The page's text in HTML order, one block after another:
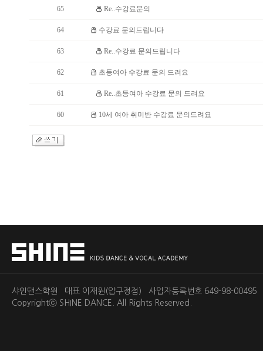
65 Re..수강료문의
64 수강료 문의드립니다
63 Re..수강료 문의드립니다
62 초등여아 수강료 문의 드려요
61 Re..초등여아 수강료 문의 드려요
60 10세 여아 취미반 수강료 문의드려요
샤인댄스학원 대표 이재원(압구정점) 사업자등록번호 649-98-
Copyrightⓒ SHINE DANCE. All Rights Reserved.